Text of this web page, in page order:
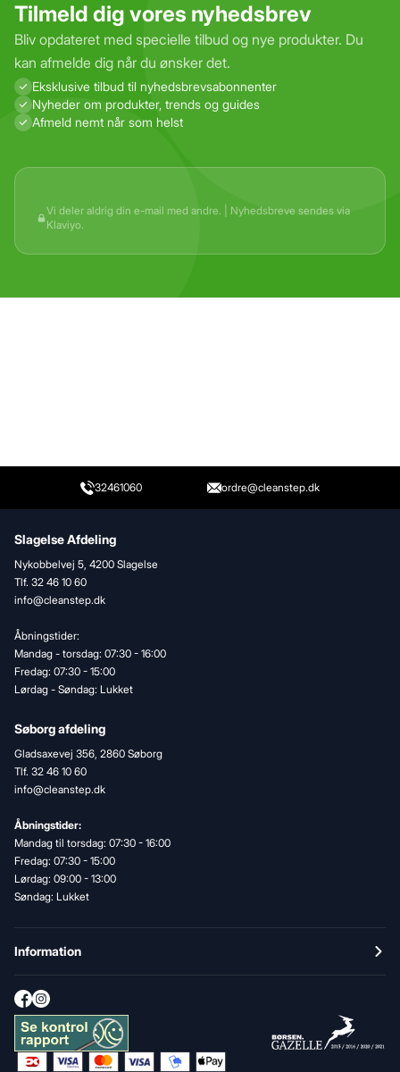
Tilmeld dig vores nyhedsbrev
Bliv opdateret med specielle tilbud og nye produkter. Du
kan afmelde dig når du ønsker det.
Eksklusive tilbud til nyhedsbrevs­abonnenter
Nyheder om produkter, trends og guides
Afmeld nemt når som helst
Vi deler aldrig din e-mail med andre. | Nyhedsbreve sendes via
Klaviyo.
32461060 ordre@cleanstep.dk
Slagelse Afdeling
Nykobbelvej 5, 4200 Slagelse
Tlf. 32 46 10 60
info@cleanstep.dk
Åbningstider:
Mandag - torsdag: 07:30 - 16:00
Fredag: 07:30 - 15:00
Lørdag - Søndag: Lukket
Søborg afdeling
Gladsaxevej 356, 2860 Søborg
Tlf. 32 46 10 60
info@cleanstep.dk
Åbningstider:
Mandag til torsdag: 07:30 - 16:00
Fredag: 07:30 - 15:00
Lørdag: 09:00 - 13:00
Søndag: Lukket
Information